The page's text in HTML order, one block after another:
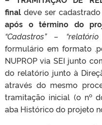
final deve ser cadastrado
após o término do
“Cadastros” –
formulário em formato
NUPROP via SEI junto
do relatório junto à
através do mesmo
tramitação inicial (o nº
aba Histórico do projeto